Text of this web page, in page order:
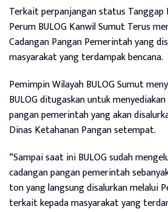
Terkait perpanjangan status
Perum BULOG Kanwil Sumut Terus
Cadangan Pangan Pemerintah yang
masyarakat yang terdampak bencana.
Pemimpin Wilayah BULOG Sumut
BULOG ditugaskan untuk
pangan pemerintah yang akan
Dinas Ketahanan Pangan setempat.
“Sampai saat ini BULOG sudah
cadangan pangan pemerintah
ton yang langsung disalurkan melalui
terkait kepada masyarakat yang